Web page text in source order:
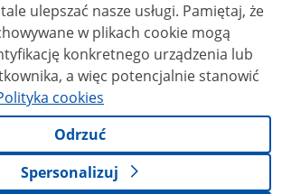
nasze usługi. Pamiętaj, że
w plikach cookie mogą
konkretnego urządzenia lub
a więc potencjalnie stanowić
cookies
Odrzuć
Spersonalizuj